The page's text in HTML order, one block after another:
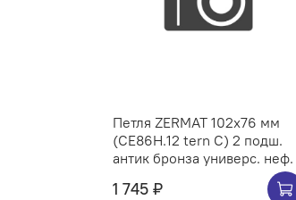
Петля ZERMAT 102х76 мм
(CE86H.12 tern C) 2 подш.
антик бронза универс. неф.
1 745 ₽